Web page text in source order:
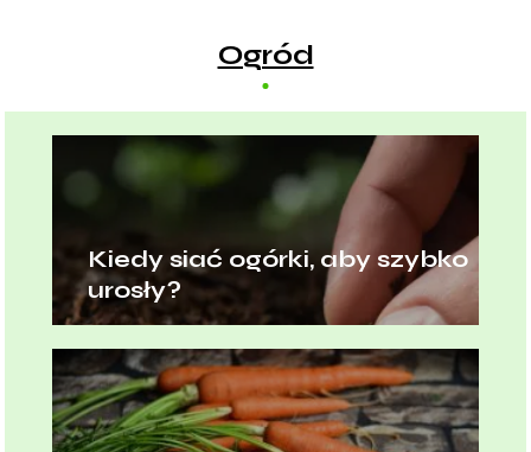
Ogród
Kiedy siać ogórki, aby szybko
urosły?